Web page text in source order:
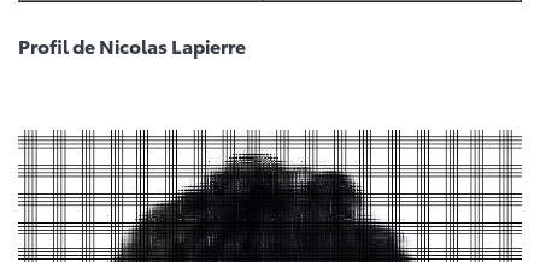
Profil de Nicolas Lapierre